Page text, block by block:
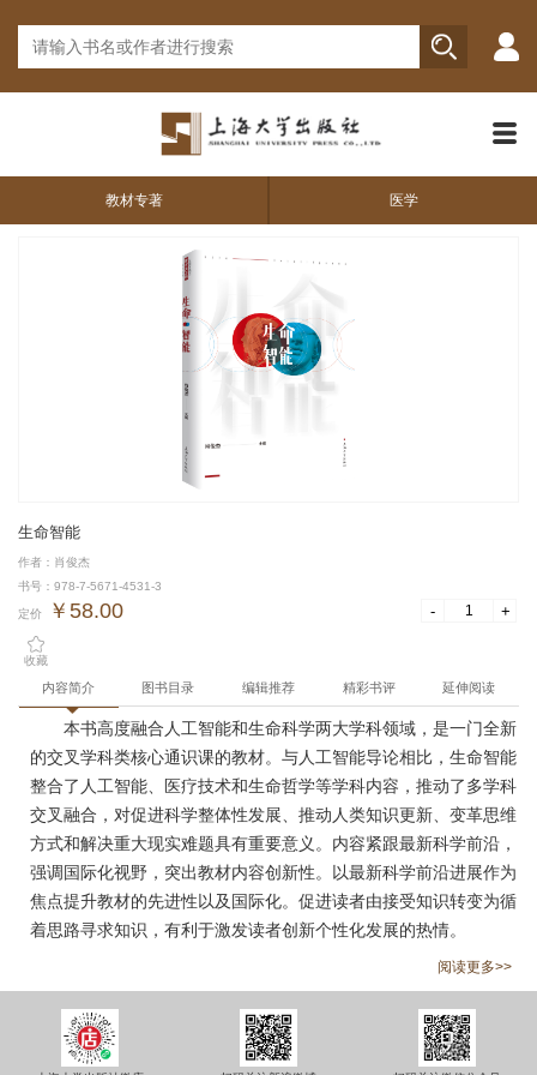
教材专著 医学
生命智能
作者：肖俊杰
书号：978-7-5671-4531-3
定价 ￥58.00 - +
收藏
内容简介 图书目录 编辑推荐 精彩书评 延伸阅读
本书高度融合人工智能和生命科学两大学科领域，是一门全新
的交叉学科类核心通识课的教材。与人工智能导论相比，生命智能
整合了人工智能、医疗技术和生命哲学等学科内容，推动了多学科
交叉融合，对促进科学整体性发展、推动人类知识更新、变革思维
方式和解决重大现实难题具有重要意义。内容紧跟最新科学前沿，
强调国际化视野，突出教材内容创新性。以最新科学前沿进展作为
焦点提升教材的先进性以及国际化。促进读者由接受知识转变为循
着思路寻求知识，有利于激发读者创新个性化发展的热情。
阅读更多>>